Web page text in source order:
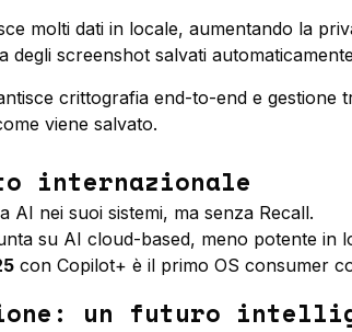
molti dati in locale, aumentando la
degli screenshot salvati
crittografia end-to-end e gestione
viene salvato.
internazionale
AI nei suoi sistemi, ma senza Recall.
su AI cloud-based, meno potente in
con Copilot+ è il primo OS consumer
un futuro